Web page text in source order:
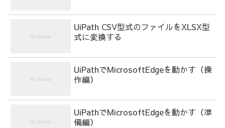
UiPath CSV型式のファイルをXLSX型
式に変換する
UiPathでMicrosoftEdgeを動かす（操
作編）
UiPathでMicrosoftEdgeを動かす（準
備編）